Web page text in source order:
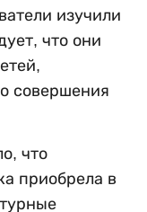
изучили
что они
совершения
что
приобрела в